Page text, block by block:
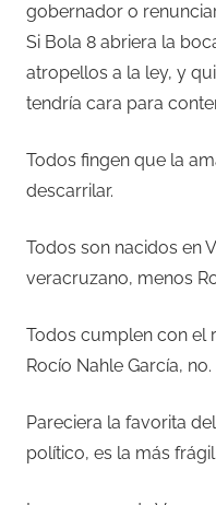
gobernador o
Si Bola 8 abriera la
atropellos a la ley, y
tendría cara para
Todos fingen que la
descarrilar.
Todos son nacidos en
veracruzano, menos
Todos cumplen con el
Rocío Nahle García, no.
Pareciera la favorita
político, es la más frágil.